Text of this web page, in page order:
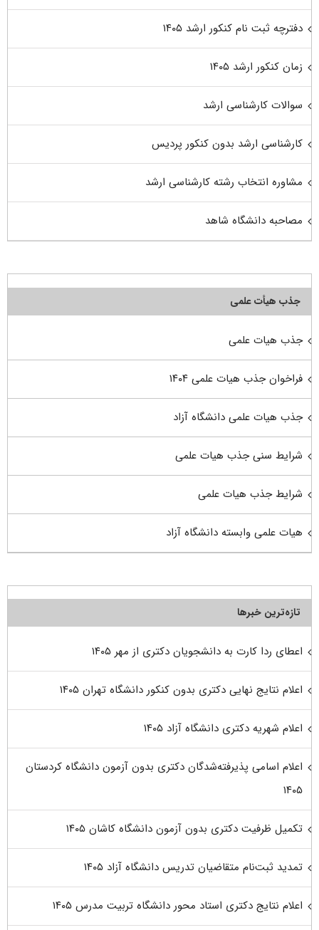
دفترچه ثبت نام کنکور ارشد ۱۴۰۵
زمان کنکور ارشد ۱۴۰۵
سوالات کارشناسی ارشد
کارشناسی ارشد بدون کنکور پردیس
مشاوره انتخاب رشته کارشناسی ارشد
مصاحبه دانشگاه شاهد
جذب هیأت علمی
جذب هیات علمی
فراخوان جذب هیات علمی ۱۴۰۴
جذب هیات علمی دانشگاه آزاد
شرایط سنی جذب هیات علمی
شرایط جذب هیات علمی
هیات علمی وابسته دانشگاه آزاد
تازه‌ترین خبرها
اعطای ردا کارت به دانشجویان دکتری از مهر ۱۴۰۵
اعلام نتایج نهایی دکتری بدون کنکور دانشگاه تهران ۱۴۰۵
اعلام شهریه دکتری دانشگاه آزاد ۱۴۰۵
اعلام اسامی پذیرفته‌شدگان دکتری بدون آزمون دانشگاه کردستان
۱۴۰۵
تکمیل ظرفیت دکتری بدون آزمون دانشگاه کاشان ۱۴۰۵
تمدید ثبت‌نام متقاضیان تدریس دانشگاه آزاد ۱۴۰۵
اعلام نتایج دکتری استاد محور دانشگاه تربیت مدرس ۱۴۰۵